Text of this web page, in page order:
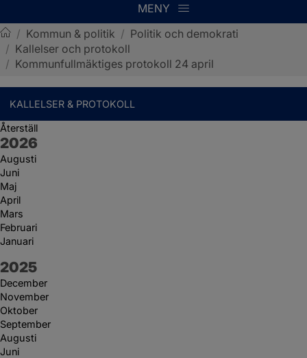
MENY
Sotenäs kommun
/ Kommun & politik / Politik och demokrati
/ Kallelser och protokoll
/ Kommunfullmäktiges protokoll 24 april
KALLELSER & PROTOKOLL
Återställ
År:
2026
Augusti
Juni
Maj
April
Mars
Februari
Januari
År:
2025
December
November
Oktober
September
Augusti
Juni